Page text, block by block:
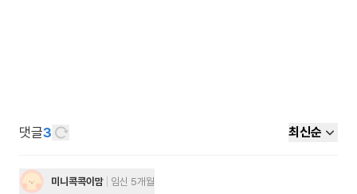
댓글3 최신순
미니콕콕이맘 임신 5개월